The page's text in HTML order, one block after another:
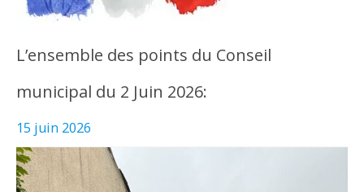
L’ensemble des points du Conseil
municipal du 2 Juin 2026:
15 juin 2026